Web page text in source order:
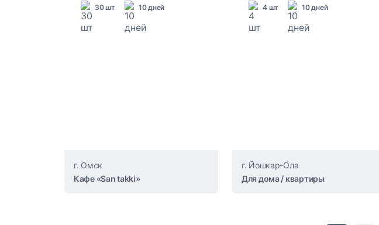
30 шт 10 дней
г. Омск
Кафе «San takki»
4 шт 10 дней
г. Йошкар-Ола
Для дома / квартиры